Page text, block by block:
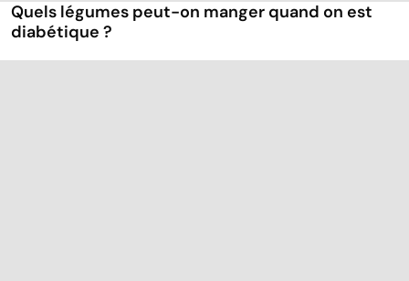
Quels légumes peut-on manger quand on est
diabétique ?